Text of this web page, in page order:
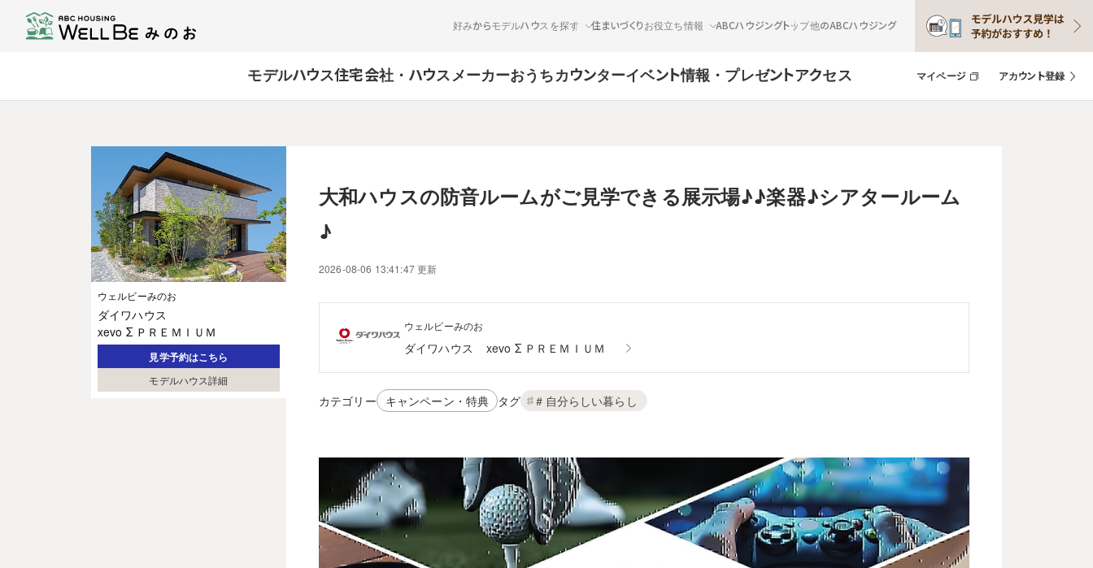
好みからモデルハウスを探す 住まいづくりお役立ち情報 ABCハウジングトップ他のABCハウジング
モデルハウス住宅会社・ハウスメーカーおうちカウンターイベント情報・プレゼントアクセス マイページ アカウント登録
ウェルビーみのお
ダイワハウス
xevo Σ ＰＲＥＭＩＵＭ
見学予約はこちら
モデルハウス詳細
大和ハウスの防音ルームがご見学できる展示場♪♪楽器♪シアタールーム
♪
2026-08-06 13:41:47 更新
ウェルビーみのお
ダイワハウス xevo Σ ＰＲＥＭＩＵＭ
カテゴリー キャンペーン・特典 タグ ＃自分らしい暮らし